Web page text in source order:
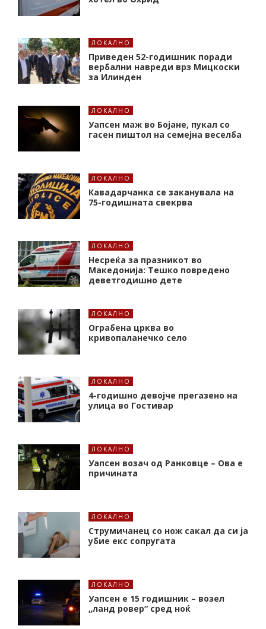
ЛОКАЛНО
Приведен 52-годишник поради
вербални навреди врз Мицкоски
за Илинден
ЛОКАЛНО
Уапсен маж во Бојане, пукал со
гасен пиштол на семејна веселба
ЛОКАЛНО
Кавадарчанка се заканувала на
75-годишната свекрва
ЛОКАЛНО
Несреќа за празникот во
Македонија: Тешко повредено
деветгодишно дете
ЛОКАЛНО
Ограбена црква во
кривопаланечко село
ЛОКАЛНО
4-годишно девојче прегазено на
улица во Гостивар
ЛОКАЛНО
Уапсен возач од Ранковце – Ова е
причината
ЛОКАЛНО
Струмичанец со нож сакал да си ја
убие екс сопругата
ЛОКАЛНО
Уапсен е 15 годишник – возел
„ланд ровер“ сред ноќ